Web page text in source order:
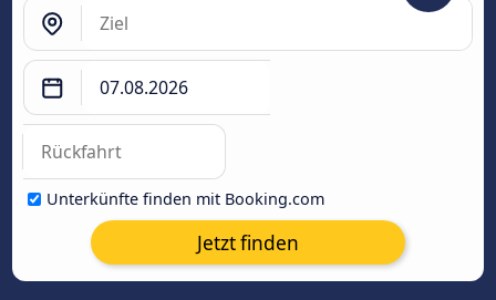
Unterkünfte finden mit Booking.com
Jetzt finden